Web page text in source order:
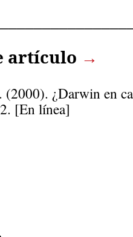
artículo →
(2000). ¿Darwin en
[En línea]